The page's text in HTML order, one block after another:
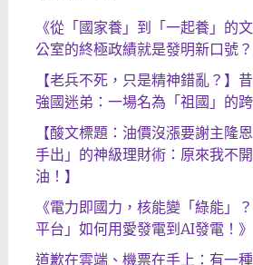
《從「國家養」到「一起養」的
公室的終極政績就是發明新口號？
【老兵不死，只是精神錯亂？】
強國迷弟：一場名為「祖國」的
【酸文標題：油價沒漲要謝主隆
手出」的神級理財術：原來我不
油！】
《電力即國力，核能變「綠能」
平台」如何用愛發電到AI發電！》
道歉在雲端、機票在手上：有一